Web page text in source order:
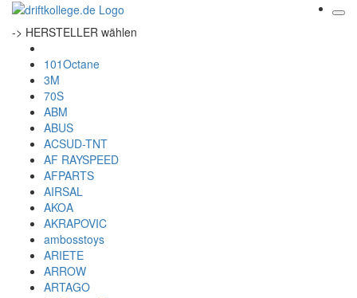
-> HERSTELLER wählen
101Octane
3M
70S
ABM
ABUS
ACSUD-TNT
AF RAYSPEED
AFPARTS
AIRSAL
AKOA
AKRAPOVIC
ambosstoys
ARIETE
ARROW
ARTAGO